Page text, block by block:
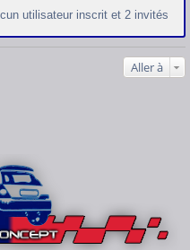
utilisateur inscrit et 2 invités
Aller à